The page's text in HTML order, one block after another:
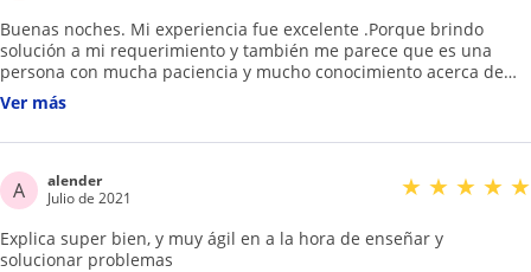
Buenas noches. Mi experiencia fue excelente .Porque brindo
solución a mi requerimiento y también me parece que es una
persona con mucha paciencia y mucho conocimiento acerca de
los temas, explica muy bien . además por la facilidad de realizar
su trabajo de forma virtual.
Ver más
A
alender
Julio de 2021
★ ★ ★ ★ ★
Explica super bien, y muy ágil en a la hora de enseñar y
solucionar problemas